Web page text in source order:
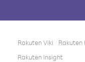
Rakuten Viki Rakuten
Rakuten Insight